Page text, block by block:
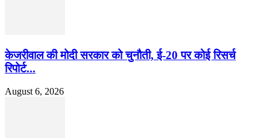
केजरीवाल की मोदी सरकार को चुनौती, ई-20 पर कोई रिसर्च
रिपोर्ट...
August 6, 2026